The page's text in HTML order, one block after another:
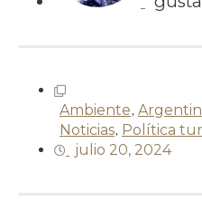
Ambiente,
Noticias, Política
julio 20, 2024